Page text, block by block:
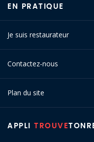
APPLI TROUVE
EN PRATIQUE
Je suis restaurateur
Contactez-nous
Plan du site